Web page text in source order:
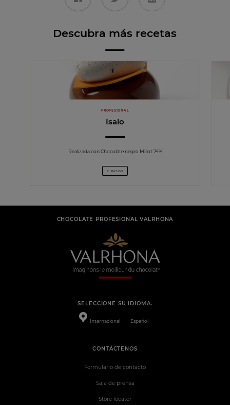
Descubra más recetas
PROFESIONAL
Isalo
Realizada con Chocolate negro Millot 74%
7 PASOS
CHOCOLATE PROFESIONAL VALRHONA
SELECCIONE SU IDIOMA.
Internacional Español
CONTÁCTENOS
Formulario de contacto
Sala de prensa
Store locator